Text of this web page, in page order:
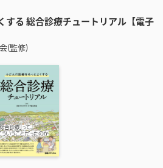
する 総合診療チュートリアル【電子
(監修)